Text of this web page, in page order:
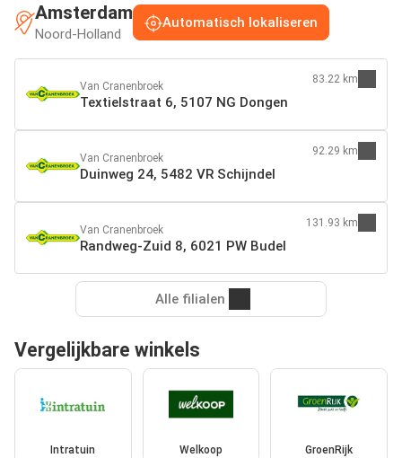
Amsterdam
Noord-Holland
Automatisch lokaliseren
Van Cranenbroek
Textielstraat 6, 5107 NG Dongen
83.22 km
Van Cranenbroek
Duinweg 24, 5482 VR Schijndel
92.29 km
Van Cranenbroek
Randweg-Zuid 8, 6021 PW Budel
131.93 km
Alle filialen
Vergelijkbare winkels
Intratuin Welkoop GroenRijk